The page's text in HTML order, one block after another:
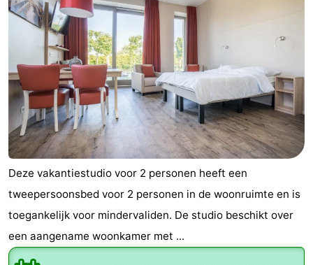
Deze vakantiestudio voor 2 personen heeft een
tweepersoonsbed voor 2 personen in de woonruimte en is
toegankelijk voor mindervaliden. De studio beschikt over
een aangename woonkamer met ...